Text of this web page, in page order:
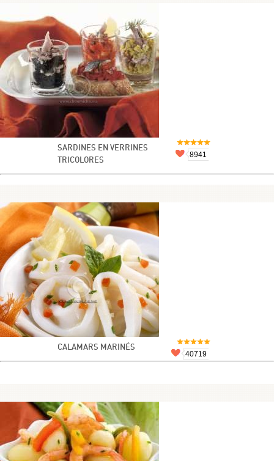
SARDINES EN VERRINES
TRICOLORES
8941
CALAMARS MARINÉS
40719